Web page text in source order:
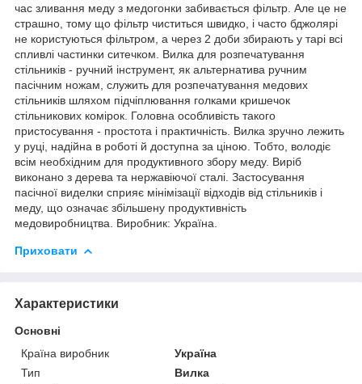
час зливання меду з медогонки забивається фільтр. Але це не
страшно, тому що фільтр чиститься швидко, і часто бджолярі
не користуються фільтром, а через 2 доби збирають у тарі всі
спливлі частинки ситечком. Вилка для розпечатування
стільників - ручний інструмент, як альтернатива ручним
пасічним ножам, служить для розпечатування медових
стільників шляхом підчіплювання голками кришечок
стільникових комірок. Головна особливість такого
пристосування - простота і практичність. Вилка зручно лежить
у руці, надійна в роботі й доступна за ціною. Тобто, володіє
всім необхідним для продуктивного збору меду. Виріб
виконано з дерева та нержавіючої сталі. Застосування
пасічної виделки сприяє мінімізації відходів від стільників і
меду, що означає збільшену продуктивність
медовиробництва. Виробник: Україна.
Приховати
Характеристики
Основні
Країна виробник
Україна
Тип
Вилка